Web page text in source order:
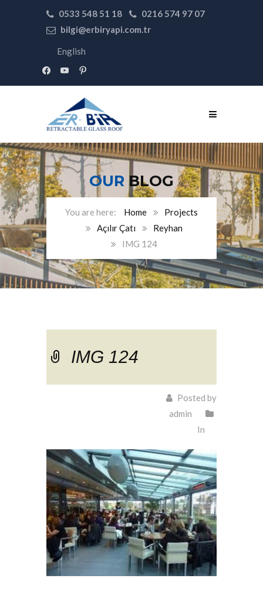
0533 548 51 18
0216 574 97 07
bilgi@erbiryapi.com.tr
English
facebookyoutubepinterest
OUR BLOG
Home
Projects
Açılır Çatı
Reyhan
IMG 124
IMG 124
Posted by
admin
In